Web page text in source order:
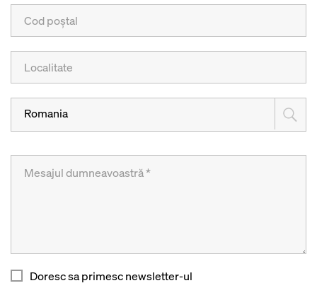
Romania
Doresc sa primesc newsletter-ul